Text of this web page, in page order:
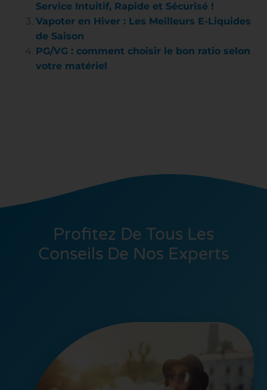
Service Intuitif, Rapide et Sécurisé !
Vapoter en Hiver : Les Meilleurs E-Liquides
de Saison
PG/VG : comment choisir le bon ratio selon
votre matériel
Profitez De Tous Les
Conseils De Nos Experts